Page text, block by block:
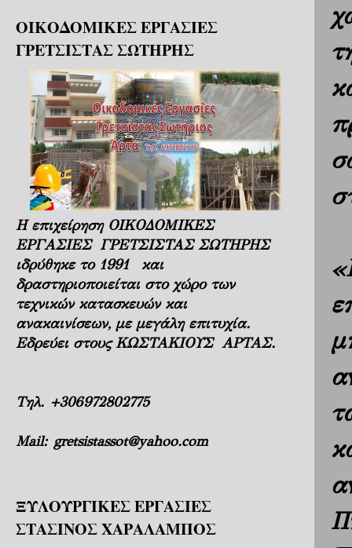
ΟΙΚΟΔΟΜΙΚΕΣ ΕΡΓΑΣΙΕΣ
ΓΡΕΤΣΙΣΤΑΣ ΣΩΤΗΡΗΣ
Η επιχείρηση ΟΙΚΟΔΟΜΙΚΕΣ
ΕΡΓΑΣΙΕΣ ΓΡΕΤΣΙΣΤΑΣ ΣΩΤΗΡΗΣ
ιδρύθηκε το 1991 και
δραστηριοποιείται στο χώρο των
τεχνικών κατασκευών και
ανακαινίσεων, με μεγάλη επιτυχία.
Εδρεύει στους ΚΩΣΤΑΚΙΟΥΣ ΑΡΤΑΣ.
Τηλ. +306972802775
Mail: gretsistassot@yahoo.com
ΞΥΛΟΥΡΓΙΚΕΣ ΕΡΓΑΣΙΕΣ
ΣΤΑΣΙΝΟΣ ΧΑΡΑΛΑΜΠΟΣ